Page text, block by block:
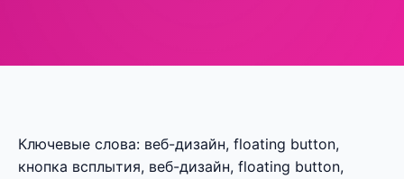
Ключевые слова: веб-дизайн, floating button,
кнопка всплытия, веб-дизайн, floating button,